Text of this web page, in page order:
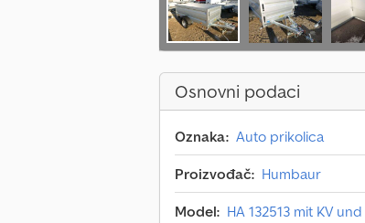
Osnovni podaci
Oznaka: Auto prikolica
Proizvođač: Humbaur
Model: HA 132513 mit KV